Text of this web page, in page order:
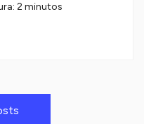
2 minutos